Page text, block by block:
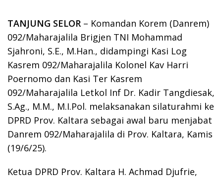
TANJUNG SELOR – Komandan Korem (Danrem)
092/Maharajalila Brigjen TNI Mohammad
Sjahroni, S.E., M.Han., didampingi Kasi Log
Kasrem 092/Maharajalila Kolonel Kav Harri
Poernomo dan Kasi Ter Kasrem
092/Maharajalila Letkol Inf Dr. Kadir Tangdiesak,
S.Ag., M.M., M.I.Pol. melaksanakan silaturahmi ke
DPRD Prov. Kaltara sebagai awal baru menjabat
Danrem 092/Maharajalila di Prov. Kaltara, Kamis
(19/6/25).
Ketua DPRD Prov. Kaltara H. Achmad Djufrie,